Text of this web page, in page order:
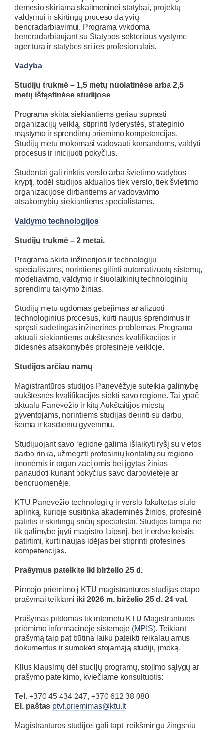
dėmesio skiriama skaitmeninei statybai, projektų
valdymui ir skirtingų proceso dalyvių
bendradarbiavimui. Programa vykdoma
bendradarbiaujant su Statybos sektoriaus vystymo
agentūra ir statybos srities profesionalais.
Vadyba
Studijų trukmė – 1,5 metų nuolatinėse arba 2,5
metų ištęstinėse studijose.
Programa skirta siekiantiems geriau suprasti
organizacijų veiklą, stiprinti lyderystės, strateginio
mąstymo ir sprendimų priėmimo kompetencijas.
Studijų metu mokomasi vadovauti komandoms, valdyti
procesus ir inicijuoti pokyčius.
Studentai gali rinktis verslo arba švietimo vadybos
kryptį, todėl studijos aktualios tiek verslo, tiek švietimo
organizacijose dirbantiems ar vadovavimo
atsakomybių siekiantiems specialistams.
Valdymo technologijos
Studijų trukmė – 2 metai.
Programa skirta inžinerijos ir technologijų
specialistams, norintiems gilinti automatizuotų sistemų,
modeliavimo, valdymo ir šiuolaikinių technologinių
sprendimų taikymo žinias.
Studijų metu ugdomas gebėjimas analizuoti
technologinius procesus, kurti naujus sprendimus ir
spręsti sudėtingas inžinerines problemas. Programa
aktuali siekiantiems aukštesnės kvalifikacijos ir
didesnės atsakomybės profesinėje veikloje.
Studijos arčiau namų
Magistrantūros studijos Panevėžyje suteikia galimybę
aukštesnės kvalifikacijos siekti savo regione. Tai ypač
aktualu Panevėžio ir kitų Aukštaitijos miestų
gyventojams, norintiems studijas derinti su darbu,
šeima ir kasdieniu gyvenimu.
Studijuojant savo regione galima išlaikyti ryšį su vietos
darbo rinka, užmegzti profesinių kontaktų su regiono
įmonėmis ir organizacijomis bei įgytas žinias
panaudoti kuriant pokyčius savo darbovietėje ar
bendruomenėje.
KTU Panevėžio technologijų ir verslo fakultetas siūlo
aplinką, kurioje susitinka akademinės žinios, profesinė
patirtis ir skirtingų sričių specialistai. Studijos tampa ne
tik galimybe įgyti magistro laipsnį, bet ir erdve keistis
patirtimi, kurti naujas idėjas bei stiprinti profesines
kompetencijas.
Prašymus pateikite iki birželio 25 d.
Pirmojo priėmimo į KTU magistrantūros studijas etapo
prašymai teikiami iki 2026 m. birželio 25 d. 24 val.
Prašymas pildomas tik internetu KTU Magistrantūros
priėmimo informacinėje sistemoje (MPIS). Teikiant
prašymą taip pat būtina laiku pateikti reikalaujamus
dokumentus ir sumokėti stojamąją studijų įmoką.
Kilus klausimų dėl studijų programų, stojimo sąlygų ar
prašymo pateikimo, kviečiame konsultuotis:
Tel. +370 45 434 247, +370 612 38 080
El. paštas ptvf.priemimas@ktu.lt
Magistrantūros studijos gali tapti reikšmingu žingsniu